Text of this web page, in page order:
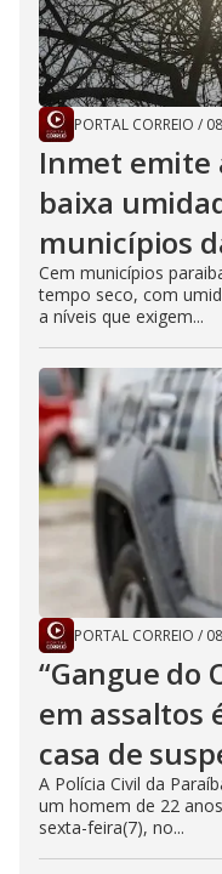
PORTAL CORREIO /
Inmet emite
baixa
municípios
Cem municípios
tempo seco, com
a níveis que exigem...
PORTAL CORREIO /
“Gangue do
em assaltos
casa de
A Polícia Civil da
um homem de 22
sexta-feira(7), no...